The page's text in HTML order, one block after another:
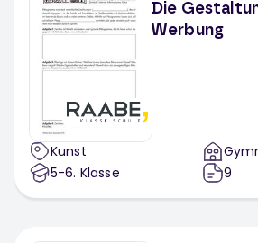
Die
Werbung
Kunst
5-6. Klasse
9